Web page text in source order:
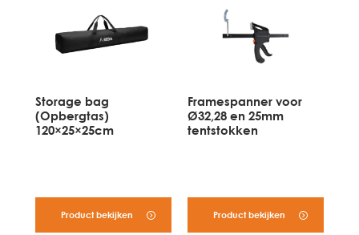
Storage bag
(Opbergtas)
120×25×25cm
Product bekijken
Framespanner voor
Ø32,28 en 25mm
tentstokken
Product bekijken